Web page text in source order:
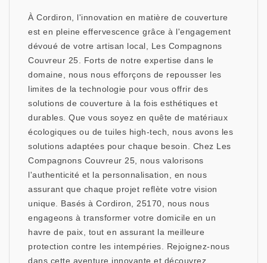
À Cordiron, l'innovation en matière de couverture
est en pleine effervescence grâce à l'engagement
dévoué de votre artisan local, Les Compagnons
Couvreur 25. Forts de notre expertise dans le
domaine, nous nous efforçons de repousser les
limites de la technologie pour vous offrir des
solutions de couverture à la fois esthétiques et
durables. Que vous soyez en quête de matériaux
écologiques ou de tuiles high-tech, nous avons les
solutions adaptées pour chaque besoin. Chez Les
Compagnons Couvreur 25, nous valorisons
l'authenticité et la personnalisation, en nous
assurant que chaque projet reflète votre vision
unique. Basés à Cordiron, 25170, nous nous
engageons à transformer votre domicile en un
havre de paix, tout en assurant la meilleure
protection contre les intempéries. Rejoignez-nous
dans cette aventure innovante et découvrez